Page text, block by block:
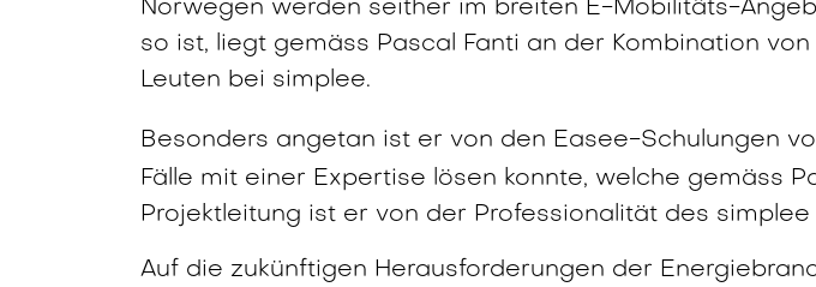
Norwegen werden seither im breiten E-Mobilitäts-
so ist, liegt gemäss Pascal Fanti an der Kombination
Leuten bei simplee.
Besonders angetan ist er von den Easee-Schulungen
Fälle mit einer Expertise lösen konnte, welche gemäss
Projektleitung ist er von der Professionalität des
Auf die zukünftigen Herausforderungen der